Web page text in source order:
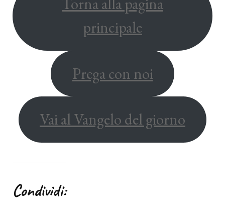
principale
Prega con noi
Vai al Vangelo del giorno
Condividi: